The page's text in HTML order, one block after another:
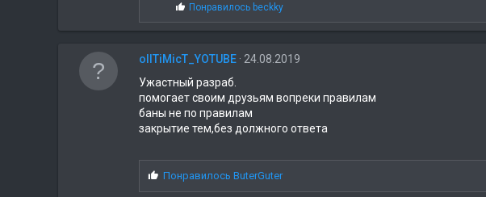
С
и
м
и
и
:
Понравилось beckky
oIITiMicT_YOTUBE 24.08.2019
Ужастный разраб.
помогает своим друзьям вопреки правилам
баны не по правилам
закрытие тем,без должного ответа
С
и
Понравилось ButerGuter